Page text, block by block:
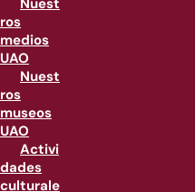
Nuest
ros
medios
UAO
Nuest
ros
museos
UAO
Activi
dades
culturale